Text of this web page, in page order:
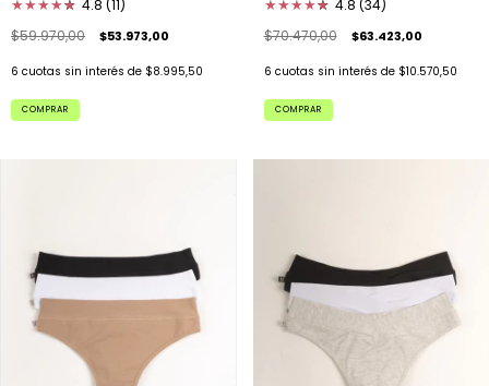
★★★★★
★ 4.8 (11)
$59.970,00
$53.973,00
6 cuotas sin interés de $8.995,50
COMPRAR
★★★★★
★ 4.8 (34)
$70.470,00
$63.423,00
6 cuotas sin interés de $10.570,50
COMPRAR